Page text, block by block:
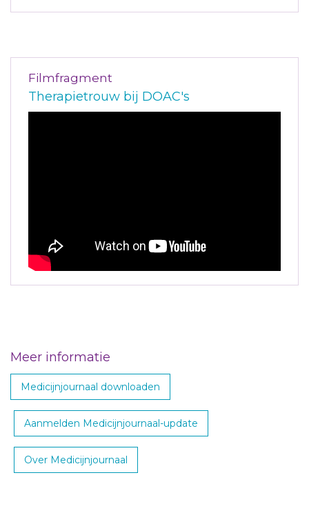
Filmfragment
Therapietrouw bij DOAC's
Meer informatie
Medicijnjournaal downloaden
Aanmelden Medicijnjournaal-update
Over Medicijnjournaal